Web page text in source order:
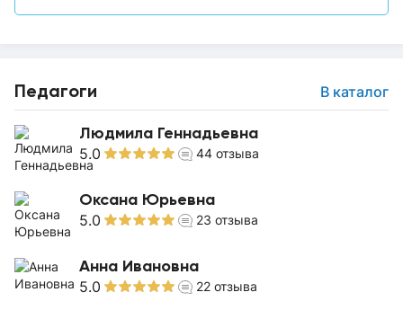
Педагоги В каталог
Людмила Геннадьевна
5.0 44 отзыва
Оксана Юрьевна
5.0 23 отзыва
Анна Ивановна
5.0 22 отзыва